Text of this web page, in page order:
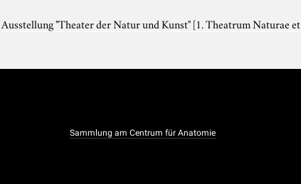
Ausstellung "Theater der Natur und Kunst"[1. Theatrum Naturae et
Sammlung am Centrum für Anatomie